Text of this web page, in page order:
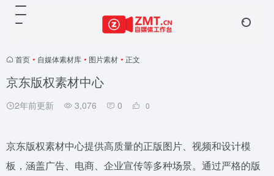
首页 • 自媒体素材库 • 图片素材 • 正文
京东版权素材中心
2年前更新 3,076 0 0
京东版权素材中心提供高质量的正版图片、视频和设计模
板，涵盖广告、电商、企业宣传等多种场景。通过严格的版